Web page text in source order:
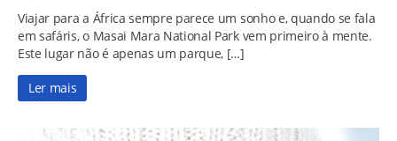
Viajar para a África sempre parece um sonho e, quando se fala
em safáris, o Masai Mara National Park vem primeiro à mente.
Este lugar não é apenas um parque, […]
Ler mais